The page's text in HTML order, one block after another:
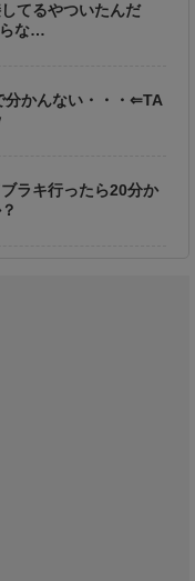
てるやついたんだ
な…
分かんない・・・⇐TA
ラキ行ったら20分か